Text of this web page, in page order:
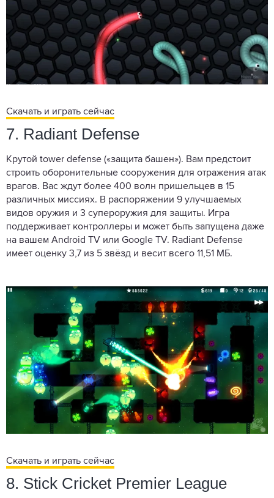
Скачать и играть сейчас
7. Radiant Defense
Крутой tower defense («защита башен»). Вам предстоит
строить оборонительные сооружения для отражения атак
врагов. Вас ждут более 400 волн пришельцев в 15
различных миссиях. В распоряжении 9 улучшаемых
видов оружия и 3 супероружия для защиты. Игра
поддерживает контроллеры и может быть запущена даже
на вашем Android TV или Google TV. Radiant Defense
имеет оценку 3,7 из 5 звёзд и весит всего 11,51 МБ.
Скачать и играть сейчас
8. Stick Cricket Premier League